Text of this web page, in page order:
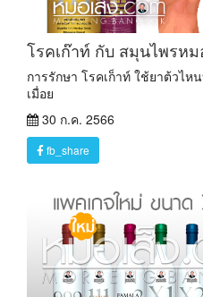
โรคเก๊าท์ กับ สมุนไพรหม
การรักษา โรคเก็าท์ ใช้ยาต้วไ
เมื่อย
30 ก.ค. 2566
fb_share